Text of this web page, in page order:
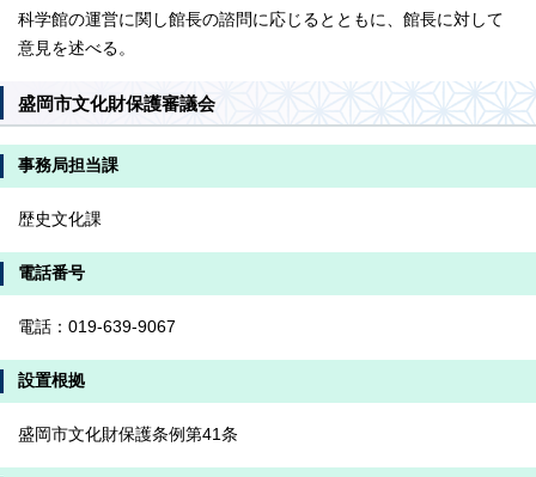
科学館の運営に関し館長の諮問に応じるとともに、館長に対して
意見を述べる。
盛岡市文化財保護審議会
事務局担当課
歴史文化課
電話番号
電話：019-639-9067
設置根拠
盛岡市文化財保護条例第41条